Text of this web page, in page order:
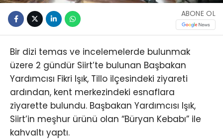
ABONE OL
Bir dizi temas ve incelemelerde bulunmak
üzere 2 gündür Siirt’te bulunan Başbakan
Yardımcısı Fikri Işık, Tillo ilçesindeki ziyareti
ardından, kent merkezindeki esnaflara
ziyarette bulundu. Başbakan Yardımcısı Işık,
Siirt’in meşhur ürünü olan “Büryan Kebabı” ile
kahvaltı yaptı.